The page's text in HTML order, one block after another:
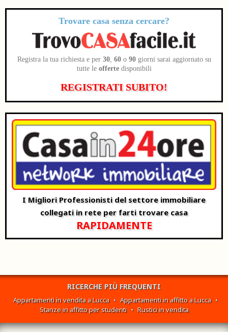
Trovare casa senza cercare?
Registra la tua richiesta e per 30, 60o 90giorni sarai aggiornato su
tutte le offertedisponibili
REGISTRATI SUBITO!
I Migliori Professionisti del settore immobiliare
collegati in rete per farti trovare casa
RAPIDAMENTE
RICERCHE PIÙ FREQUENTI
Appartamenti in vendita a Lucca • Appartamenti in affitto a Lucca •
Stanze in affitto per studenti • Rustici in vendita